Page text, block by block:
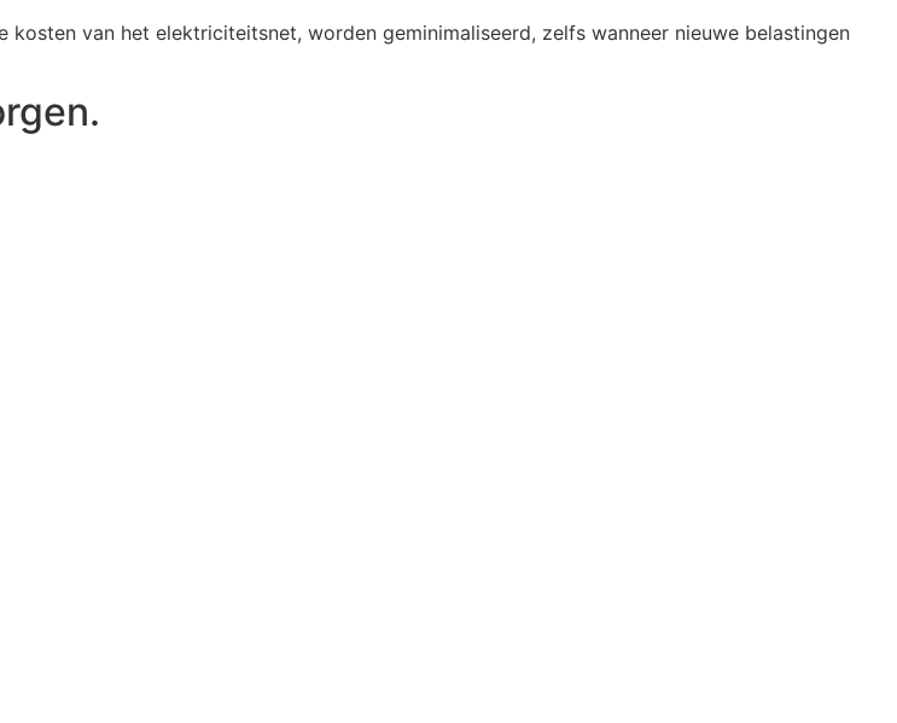
van het elektriciteitsnet, worden geminimaliseerd, zelfs wanneer nieuwe belastingen